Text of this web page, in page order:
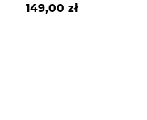
149,00 zł